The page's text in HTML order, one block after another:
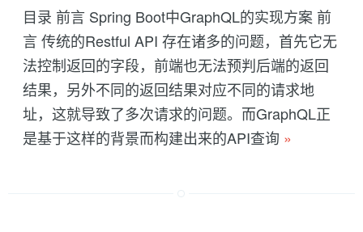
目录 前言 Spring Boot中GraphQL的实现方案 前
言 传统的Restful API 存在诸多的问题，首先它无
法控制返回的字段，前端也无法预判后端的返回
结果，另外不同的返回结果对应不同的请求地
址，这就导致了多次请求的问题。而GraphQL正
是基于这样的背景而构建出来的API查询 »